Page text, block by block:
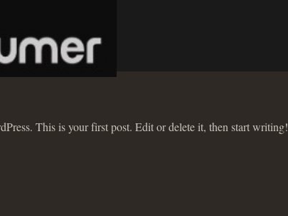
This is your first post. Edit or delete it, then start writing!